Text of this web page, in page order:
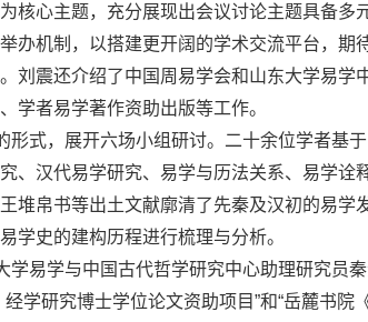
核心主题，充分展现出会议讨论主题具备多
办机制，以搭建更开阔的学术交流平台，期
刘震还介绍了中国周易学会和山东大学易学
学者易学著作资助出版等工作。
式，展开六场小组研讨。二十余位学者基
、汉代易学研究、易学与历法关系、易学诠
堆帛书等出土文献廓清了先秦及汉初的易学
学史的建构历程进行梳理与分析。
易学与中国古代哲学研究中心助理研究员秦
学研究博士学位论文资助项目”和“岳麓书院